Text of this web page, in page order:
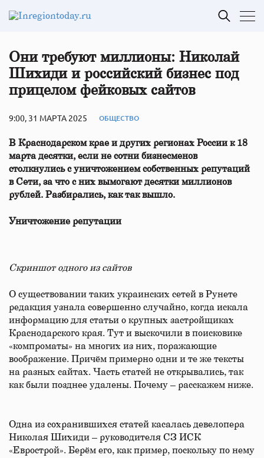
Они требуют миллионы: Николай
Шихиди и российский бизнес под
прицелом фейковых сайтов
9:00, 31 МАРТА 2025 ОБЩЕСТВО
В Краснодарском крае и других регионах России к 18
марта десятки, если не сотни бизнесменов
столкнулись с уничтожением собственных репутаций
в Сети, за что с них вымогают десятки миллионов
рублей. Разбирались, как так вышло.
Уничтожение репутации
Скриншот одного из сайтов
О существовании таких украинских сетей в Рунете
редакция узнала совершенно случайно, когда искала
информацию для статьи о крупных застройщиках
Краснодарского края. Тут и выскочили в поисковике
«компроматы» на многих из них, поражающие
воображение. Причём примерно одни и те же тексты
на разных сайтах. Часть статей не открывались, так
как были позднее удалены. Почему – расскажем ниже.
Одна из сохранившихся статей касалась девелопера
Николая Шихиди – руководителя СЗ ИСК
«Еврострой». Берём его, как пример, поскольку по нему